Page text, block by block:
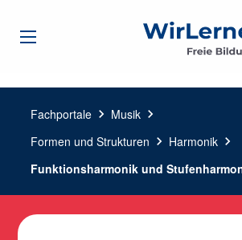
Fachportale chevron_right Musik chevron_right
Formen und Strukturen chevron_right Harmonik chevron_right
Funktionsharmonik und